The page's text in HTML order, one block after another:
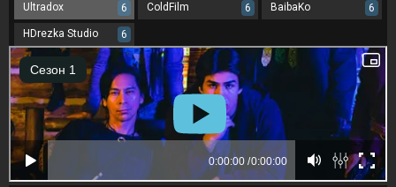
Ultradox 6 ColdFilm 6 BaibaKo 6
HDrezka Studio 6